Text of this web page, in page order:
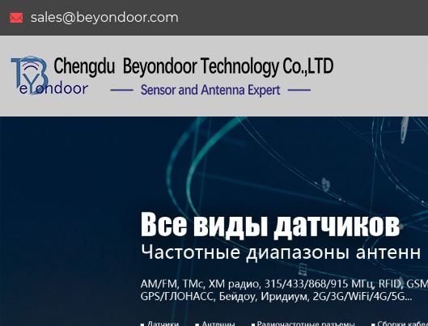
 sales@beyondoor.com
BY-2400-06-07